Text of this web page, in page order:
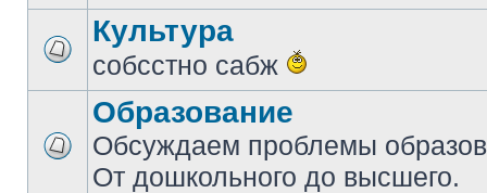
Культура
собсстно сабж
Образование
Обсуждаем проблемы
От дошкольного до высшего.